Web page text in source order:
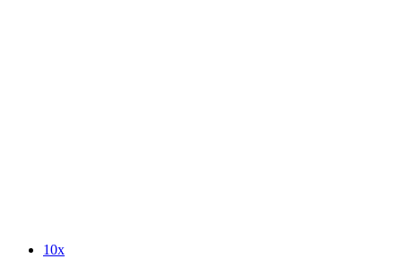
Etiquetas
10x